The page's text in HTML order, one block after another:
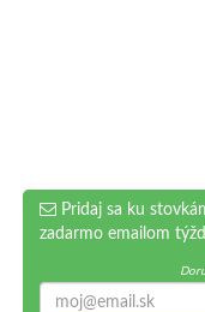
Pridaj sa ku
zadarmo emailom